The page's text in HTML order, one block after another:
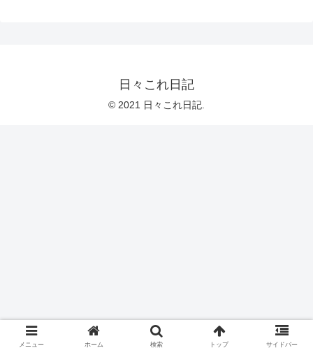
日々これ日記
© 2021 日々これ日記.
メニュー ホーム 検索 トップ サイドバー